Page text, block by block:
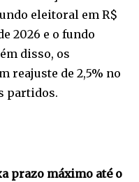
eleitoral em R$
2026 e o fundo
disso, os
reajuste de 2,5% no
partidos.
prazo máximo até o